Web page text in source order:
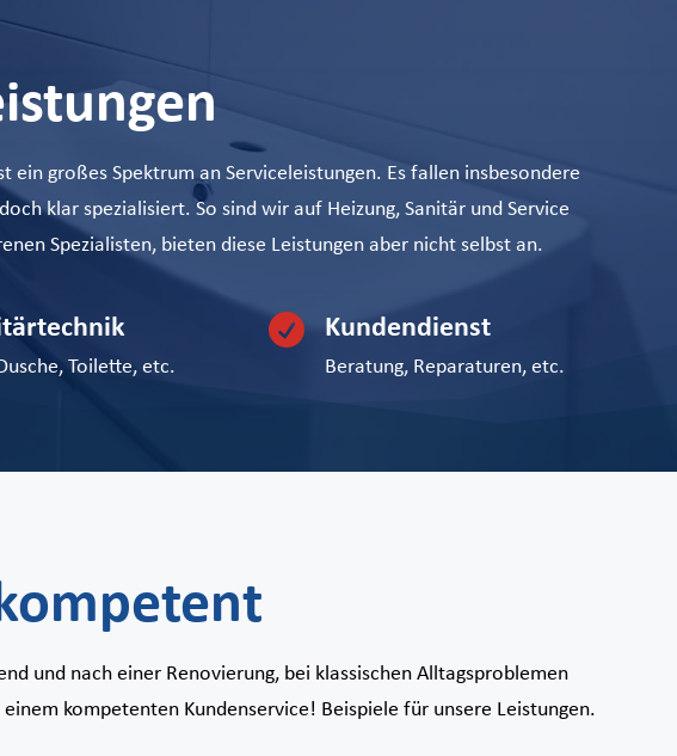
großes Spektrum an Serviceleistungen. Es fallen insbesondere
klar spezialisiert. So sind wir auf Heizung, Sanitär und Service
Spezialisten, bieten diese Leistungen aber nicht selbst an.
Toilette, etc.
 Kundendienst
Beratung, Reparaturen, etc.
und nach einer Renovierung, bei klassischen Alltagsproblemen
kompetenten Kundenservice! Beispiele für unsere Leistungen.